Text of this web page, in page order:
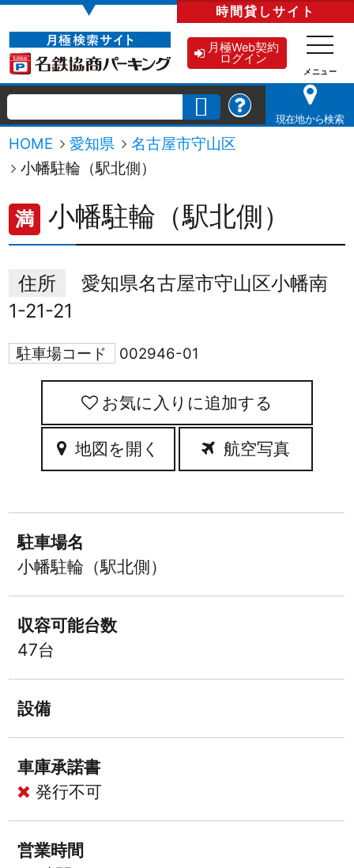
▼ 時間貸しサイト
月極Web契約
ログイン
現在地から検索
HOME 愛知県
名古屋市守山区
小幡駐輪（駅北側）
満 小幡駐輪（駅北側）
住所
愛知県名古屋市守山区小幡南
1-21-21
駐車場コード 002946-01
お気に入りに追加
地図を開く 航空写真
駐車場名
小幡駐輪（駅北側）
収容可能台数
47台
設備
車庫承諾書
発行不可
営業時間